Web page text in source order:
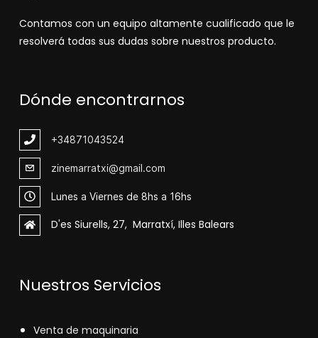
Contamos con un equipo altamente cualificado que le
resolverá todas sus dudas sobre nuestros producto.
Dónde encontrarnos
+34871043524
zinemarratxi@gmail.com
Lunes a Viernes de 8hs a 16hs
D'es Siurells, 27, Marratxí, Illes Balears
Nuestros Servicios
Venta de maquinaria